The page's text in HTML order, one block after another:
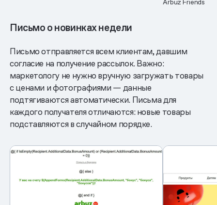
Arbuz Friends
Письмо о новинках недели
Письмо отправляется всем клиентам, давшим
согласие на получение рассылок. Важно:
маркетологу не нужно вручную загружать товары
с ценами и фотографиями — данные
подтягиваются автоматически. Письма для
каждого получателя отличаются: новые товары
подставляются в случайном порядке.